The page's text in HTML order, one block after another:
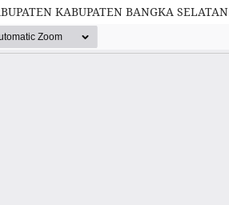
KABUPATEN BANGKA SELATAN